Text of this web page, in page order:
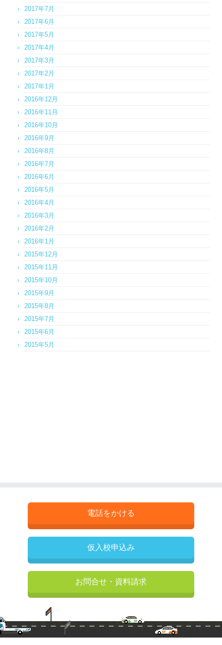
2017年7月
2017年6月
2017年5月
2017年4月
2017年3月
2017年2月
2017年1月
2016年12月
2016年11月
2016年10月
2016年9月
2016年8月
2016年7月
2016年6月
2016年5月
2016年4月
2016年3月
2016年2月
2016年1月
2015年12月
2015年11月
2015年10月
2015年9月
2015年8月
2015年7月
2015年6月
2015年5月
電話をかける
仮入校申込み
お問合せ・資料請求